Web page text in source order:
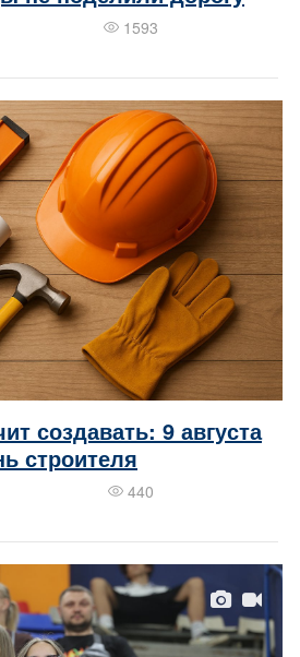
1593
создавать: 9 августа
строителя
440